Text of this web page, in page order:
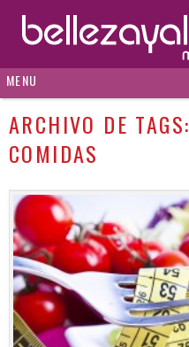
MENU
ARCHIVO DE TAGS:
COMIDAS